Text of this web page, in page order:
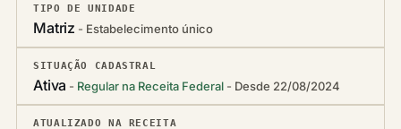
TIPO DE UNIDADE
Matriz Estabelecimento único
SITUAÇÃO CADASTRAL
Ativa Regular na Receita Federal Desde 22/08/2024
ATUALIZADO NA RECEITA